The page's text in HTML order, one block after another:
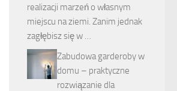
realizacji marzeń o własnym
miejscu na ziemi. Zanim jednak
zagłębisz się w …
Zabudowa garderoby w
domu – praktyczne
rozwiązanie dla